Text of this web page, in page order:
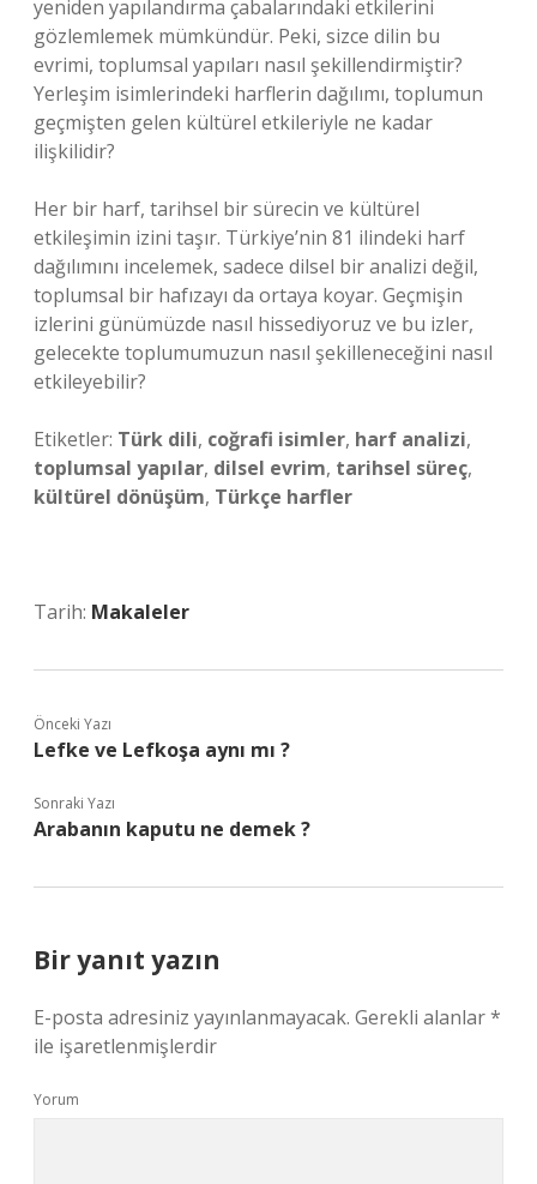
yeniden yapılandırma çabalarındaki etkilerini
gözlemlemek mümkündür. Peki, sizce dilin bu
evrimi, toplumsal yapıları nasıl şekillendirmiştir?
Yerleşim isimlerindeki harflerin dağılımı, toplumun
geçmişten gelen kültürel etkileriyle ne kadar
ilişkilidir?
Her bir harf, tarihsel bir sürecin ve kültürel
etkileşimin izini taşır. Türkiye’nin 81 ilindeki harf
dağılımını incelemek, sadece dilsel bir analizi değil,
toplumsal bir hafızayı da ortaya koyar. Geçmişin
izlerini günümüzde nasıl hissediyoruz ve bu izler,
gelecekte toplumumuzun nasıl şekilleneceğini nasıl
etkileyebilir?
Etiketler: Türk dili, coğrafi isimler, harf analizi,
toplumsal yapılar, dilsel evrim, tarihsel süreç,
kültürel dönüşüm, Türkçe harfler
Tarih: Makaleler
Önceki Yazı
Lefke ve Lefkoşa aynı mı ?
Sonraki Yazı
Arabanın kaputu ne demek ?
Bir yanıt yazın
E-posta adresiniz yayınlanmayacak. Gerekli alanlar*
ile işaretlenmişlerdir
Yorum